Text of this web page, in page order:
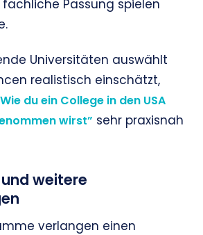
Passung spielen
Universitäten auswählt
realistisch einschätzt,
du ein College in den USA
wirst” sehr praxisnah
weitere
verlangen einen